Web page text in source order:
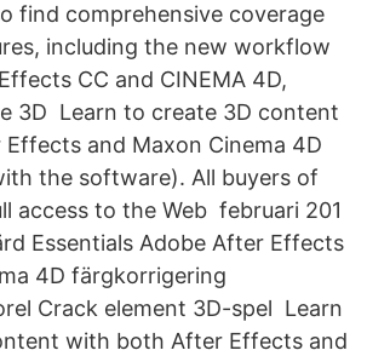
find comprehensive coverage
including the new workflow
CC and CINEMA 4D,
3D Learn to create 3D content
and Maxon Cinema 4D
the software). All buyers of
access to the Web februari 201
Essentials Adobe After Effects
4D färgkorrigering
Crack element 3D-spel Learn
with both After Effects and